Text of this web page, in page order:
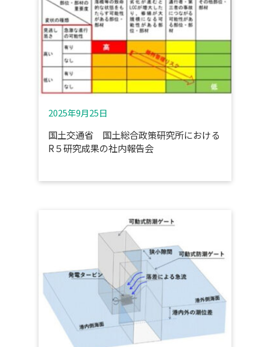
2025年9月25日
国土交通省 国土総合政策研究所における
R５研究成果の社内報告会